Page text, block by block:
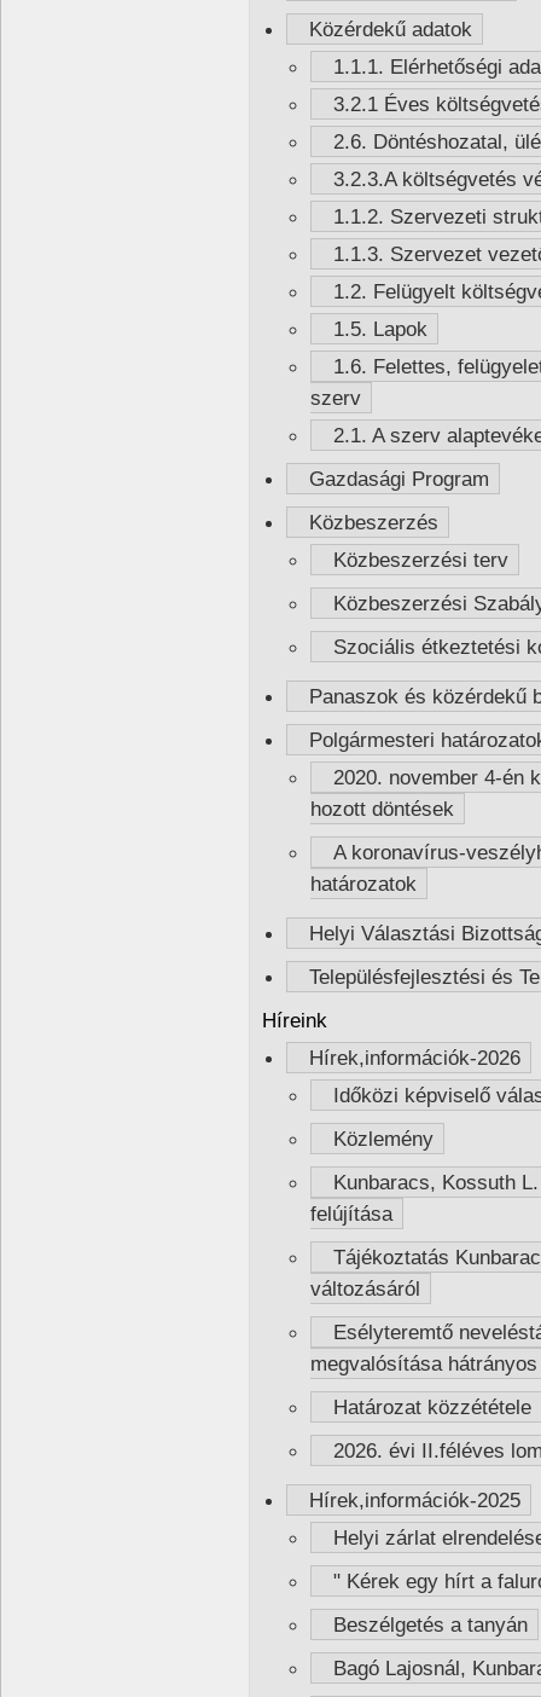
Közérdekű adatok
1.1.1. Elérhetőségi
3.2.1 Éves
2.6. Döntéshozatal,
3.2.3.A költségvetés
1.1.2. Szervezeti
1.1.3. Szervezet
1.2. Felügyelt
1.5. Lapok
1.6. Felettes,
szerv
2.1. A szerv
Gazdasági Program
Közbeszerzés
Közbeszerzési terv
Közbeszerzési
Szociális étkeztetési
Panaszok és közérdekű
Polgármesteri
2020. november 4-én
hozott döntések
A koronavírus-
határozatok
Helyi Választási
Településfejlesztési és
Híreink
Hírek,információk-2026
Időközi képviselő
Közlemény
Kunbaracs, Kossuth
felújítása
Tájékoztatás
változásáról
Esélyteremtő
megvalósítása
Határozat közzététele
2026. évi II.féléves
Hírek,információk-2025
Helyi zárlat
" Kérek egy hírt a
Beszélgetés a tanyán
Bagó Lajosnál,